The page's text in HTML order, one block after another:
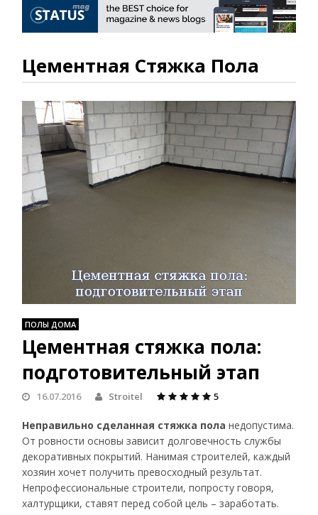
Цементная Стяжка Пола
ПОЛЫ ДОМА
Цементная стяжка пола:
подготовительный этап
16.07.2016 Stroitel 5
Неправильно сделанная стяжка пола недопустима.
От ровности основы зависит долговечность службы
декоративных покрытий. Нанимая строителей, каждый
хозяин хочет получить превосходный результат.
Непрофессиональные строители, попросту говоря,
халтурщики, ставят перед собой цель – заработать.